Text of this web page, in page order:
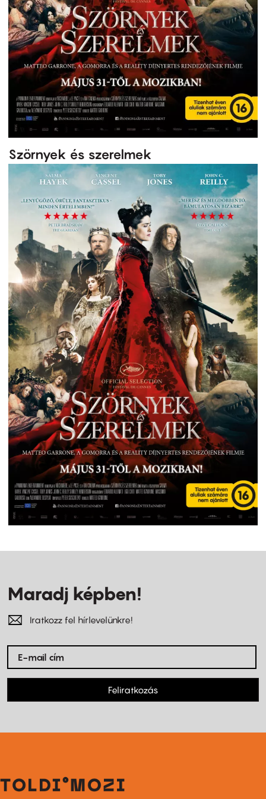
Szörnyek és szerelmek
Maradj képben!
Iratkozz fel hírlevelünkre!
Feliratkozás